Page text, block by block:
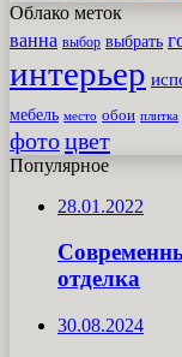
Облако меток
ванна выбор выбрать
интерьер
мебель место обои плитка
фотоцвет
Популярное
28.01.2022
отделка
30.08.2024